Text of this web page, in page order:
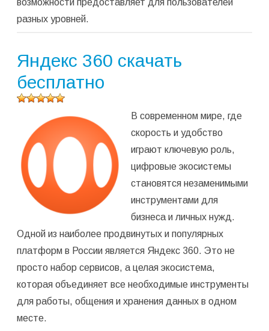
возможности предоставляет для пользователей
разных уровней.
Яндекс 360 скачать
бесплатно
программу
1 657
оценок,
среднее:
5,00
из 5)
В современном мире, где
скорость и удобство
играют ключевую роль,
цифровые экосистемы
становятся незаменимыми
инструментами для
бизнеса и личных нужд.
Одной из наиболее продвинутых и популярных
платформ в России является Яндекс 360. Это не
просто набор сервисов, а целая экосистема,
которая объединяет все необходимые инструменты
для работы, общения и хранения данных в одном
месте.